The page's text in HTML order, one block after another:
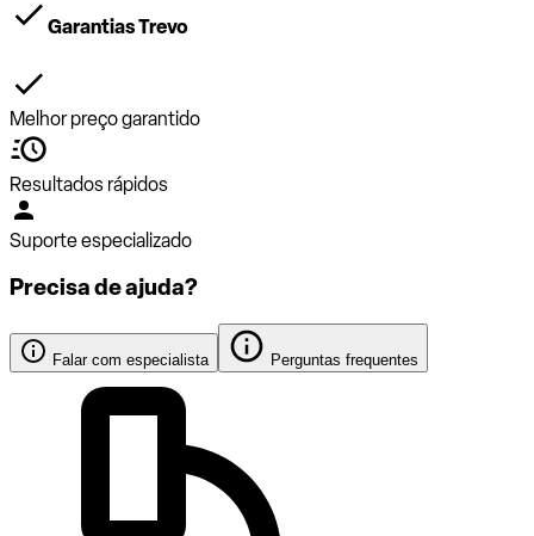
Garantias Trevo
Melhor preço garantido
Resultados rápidos
Suporte especializado
Precisa de ajuda?
Falar com especialista Perguntas frequentes